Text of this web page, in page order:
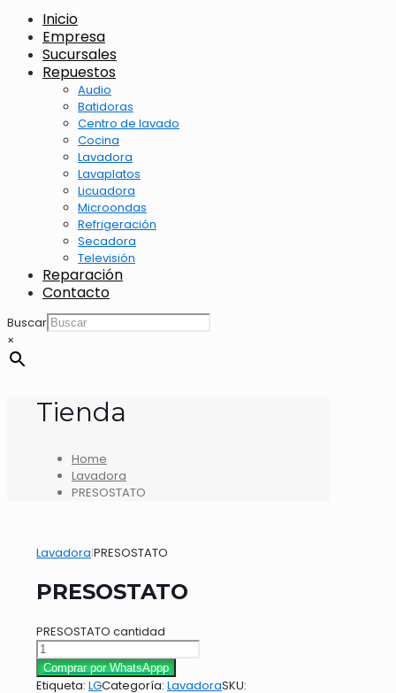
Inicio
Empresa
Sucursales
Repuestos
Audio
Batidoras
Centro de lavado
Cocina
Lavadora
Lavaplatos
Licuadora
Microondas
Refrigeración
Secadora
Televisión
Reparación
Contacto
Buscar
×
Tienda
Home
Lavadora
PRESOSTATO
Lavadora|PRESOSTATO
PRESOSTATO
PRESOSTATO cantidad
Comprar por WhatsAppp
Etiqueta: LGCategoría: LavadoraSKU: